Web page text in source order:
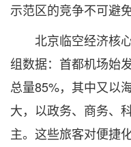
示范区的竞争不可避
北京临空经济核心
组数据：首都机场始
总量85%，其中又以
大，以政务、商务、
主。这些旅客对便捷